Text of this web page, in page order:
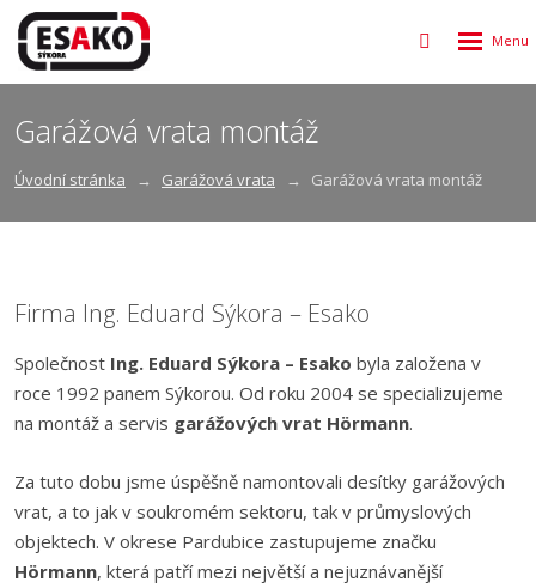
Vyhledávání
Rozbalení
Garážová vrata montáž
Úvodní stránka Garážová vrata Garážová vrata montáž
Firma Ing. Eduard Sýkora – Esako
Společnost Ing. Eduard Sýkora – Esako byla založena v
roce 1992 panem Sýkorou. Od roku 2004 se specializujeme
na montáž a servis garážových vrat Hörmann.
Za tuto dobu jsme úspěšně namontovali desítky garážových
vrat, a to jak v soukromém sektoru, tak v průmyslových
objektech. V okrese Pardubice zastupujeme značku
Hörmann, která patří mezi největší a nejuznávanější